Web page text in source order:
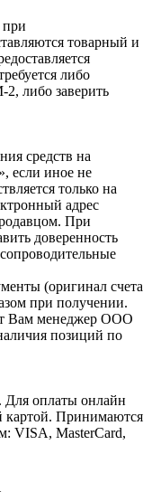
при
товарный и
либо
либо заверить
средств на
если иное не
только на
адрес
При
доверенность
(оригинал счета
при получении.
Вам менеджер ООО
позиций по
. Для оплаты онлайн
картой. Принимаются
VISA, MasterCard,